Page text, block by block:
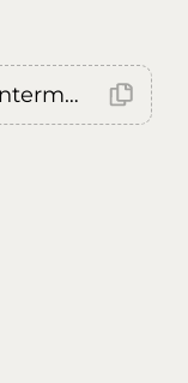
Error: (intermediate value)(intermediate value)(intermediate value).replaceAll is not a function